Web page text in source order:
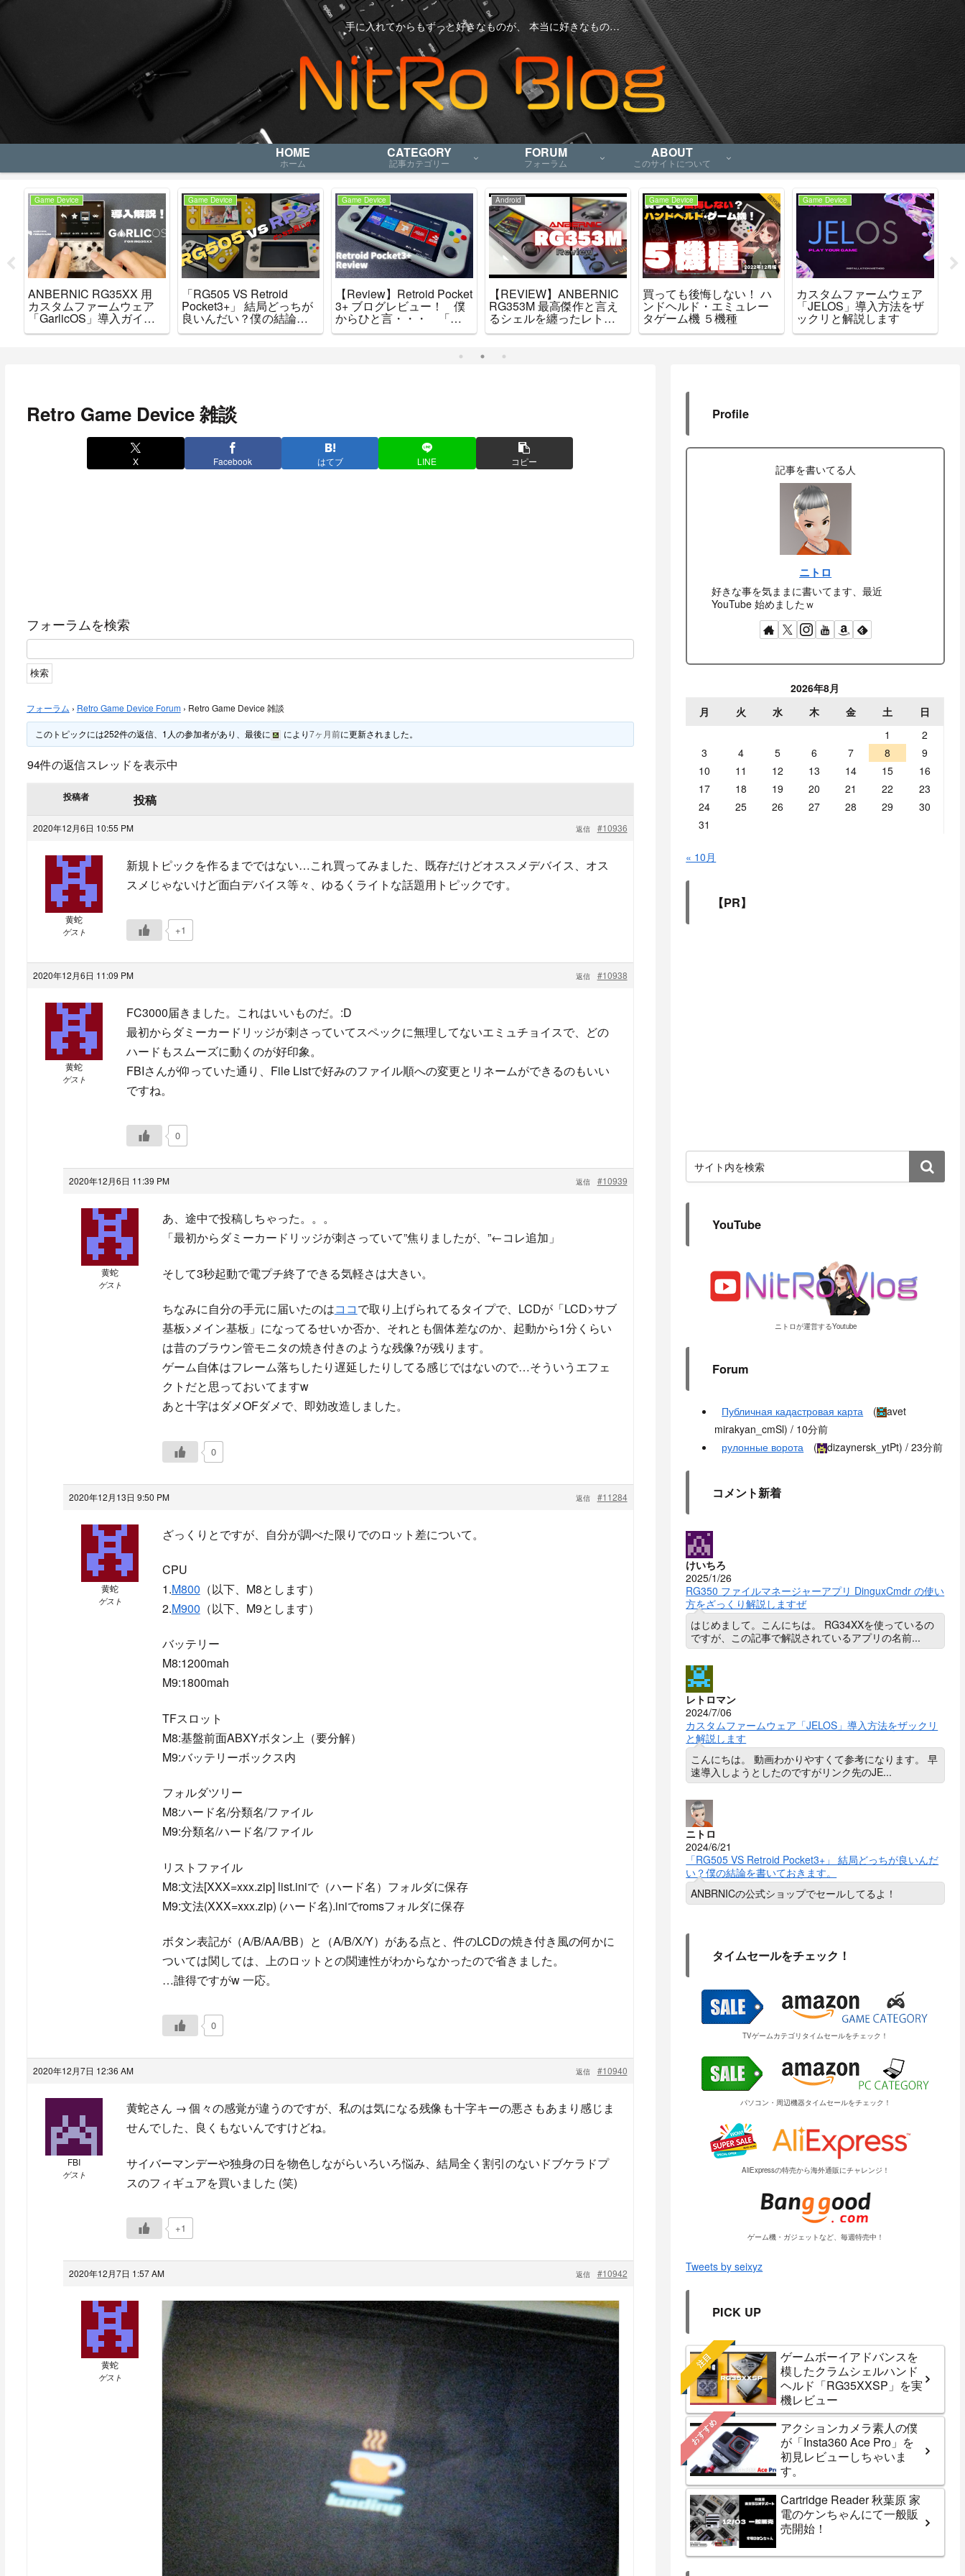
手に入れてからもずっと好きなものが、 本当に好きなもの…
HOME
ホーム
CATEGORY
記事カテゴリー
FORUM
フォーラム
ABOUT
このサイトについて
Game Device
ANBERNIC RG35XX 用
カスタムファームウェア
「GarlicOS」導入ガイ
ド。
Game Device
「RG505 VS Retroid
Pocket3+」 結局どっちが
良いんだい？僕の結論を
書いておきます。
Game Device
【Review】Retroid Pocket
3+ ブログレビュー！ 僕
からひと言・・・ 「こ
れ、ええやん」
Android
【REVIEW】ANBERNIC
RG353M 最高傑作と言え
るシェルを纏ったレトロ
ハンドヘルドじゃない
Game Device
買っても後悔しない！ ハ
ンドヘルド・エミュレー
タゲーム機 ５機種
Game Device
カスタムファームウェア
「JELOS」導入方法をザ
ックリと解説します
Retro Game Device 雑談
X Facebook はてブ LINE コピー
フォーラムを検索
フォーラム › Retro Game Device Forum › Retro Game Device 雑談
このトピックには252件の返信、1人の参加者があり、最後に により7ヶ月前に更新されました。
94件の返信スレッドを表示中
投稿者 投稿
2020年12月6日 10:55 PM #10936
返信
黄蛇
ゲスト
新規トピックを作るまでではない…これ買ってみました、既存だけどオススメデバイス、オス
スメじゃないけど面白デバイス等々、ゆるくライトな話題用トピックです。
+1
2020年12月6日 11:09 PM #10938
返信
黄蛇
ゲスト
FC3000届きました。これはいいものだ。:D
最初からダミーカードリッジが刺さっていてスペックに無理してないエミュチョイスで、どの
ハードもスムーズに動くのが好印象。
FBIさんが仰っていた通り、File Listで好みのファイル順への変更とリネームができるのもいい
ですね。
0
2020年12月6日 11:39 PM #10939
返信
黄蛇
ゲスト
あ、途中で投稿しちゃった。。。
「最初からダミーカードリッジが刺さっていて”焦りましたが、”←コレ追加」
そして3秒起動で電プチ終了できる気軽さは大きい。
ちなみに自分の手元に届いたのはココで取り上げられてるタイプで、LCDが「LCD>サブ
基板>メイン基板」になってるせいか否か、それとも個体差なのか、起動から1分くらい
は昔のブラウン管モニタの焼き付きのような残像?が残ります。
ゲーム自体はフレーム落ちしたり遅延したりしてる感じではないので…そういうエフェ
クトだと思っておいてますw
あと十字はダメOFダメで、即効改造しました。
0
2020年12月13日 9:50 PM #11284
返信
黄蛇
ゲスト
ざっくりとですが、自分が調べた限りでのロット差について。
CPU
1.M800 （以下、M8とします）
2.M900 （以下、M9とします）
バッテリー
M8:1200mah
M9:1800mah
TFスロット
M8:基盤前面ABXYボタン上（要分解）
M9:バッテリーボックス内
フォルダツリー
M8:ハード名/分類名/ファイル
M9:分類名/ハード名/ファイル
リストファイル
M8:文法[XXX=xxx.zip] list.iniで（ハード名）フォルダに保存
M9:文法(XXX=xxx.zip) (ハード名).iniでromsフォルダに保存
ボタン表記が（A/B/AA/BB）と（A/B/X/Y）がある点と、件のLCDの焼き付き風の何かに
ついては関しては、上のロットとの関連性がわからなかったので省きました。
…誰得ですがw 一応。
0
2020年12月7日 12:36 AM #10940
返信
FBI
ゲスト
黄蛇さん → 個々の感覚が違うのですが、私のは気になる残像も十字キーの悪さもあまり感じま
せんでした、良くもないんですけどね。
サイバーマンデーや独身の日を物色しながらいろいろ悩み、結局全く割引のないドブケラドプ
スのフィギュアを買いました (笑)
+1
2020年12月7日 1:57 AM #10942
返信
黄蛇
ゲスト
Profile
記事を書いてる人
ニトロ
好きな事を気ままに書いてます、最近
YouTube 始めましたｗ
2026年8月
月
火 水 木 金 土
日
1
2
3
4 5 6 7 8
9
10
11 12 13 14 15
16
17
18 19 20 21 22
23
24
25 26 27 28 29
30
31
« 10月
【PR】
YouTube
ニトロが運営するYoutube
Forum
Публичная кадастровая карта (
avet
mirakyan_cmSl) / 10分前
рулонные ворота
( dizaynersk_ytPt) /23分前
コメント新着
けいちろ
2025/1/26
RG350 ファイルマネージャーアプリ DinguxCmdr の使い
方をざっくり解説しますぜ
はじめまして。こんにちは。 RG34XXを使っているの
ですが、この記事で解説されているアプリの名前...
レトロマン
2024/7/06
カスタムファームウェア「JELOS」導入方法をザックリ
と解説します
こんにちは。 動画わかりやすくて参考になります。 早
速導入しようとしたのですがリンク先のJE...
ニトロ
2024/6/21
「RG505 VS Retroid Pocket3+」 結局どっちが良いんだ
い？僕の結論を書いておきます。
ANBRNICの公式ショップでセールしてるよ！
タイムセールをチェック！
TVゲームカテゴリタイムセールをチェック！
パソコン・周辺機器タイムセールをチェック！
AliExpressの特売から海外通販にチャレンジ！
ゲーム機・ガジェットなど、毎週特売中！
Tweets by seixyz
PICK UP
注目
ゲームボーイアドバンスを
模したクラムシェルハンド
ヘルド「RG35XXSP」を実
機レビュー
おすすめ
アクションカメラ素人の僕
が「Insta360 Ace Pro」を
初見レビューしちゃいま
す。
Cartridge Reader 秋葉原 家
電のケンちゃんにて一般販
売開始！